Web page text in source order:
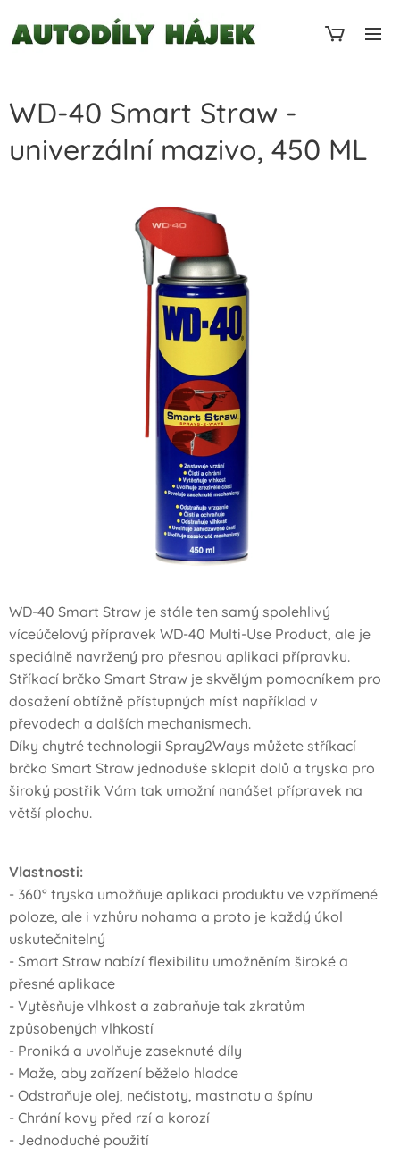
WD-40 Smart Straw -
univerzální mazivo, 450 ML
WD-40 Smart Straw je stále ten samý spolehlivý
víceúčelový přípravek WD-40 Multi-Use Product, ale je
speciálně navržený pro přesnou aplikaci přípravku.
Stříkací brčko Smart Straw je skvělým pomocníkem pro
dosažení obtížně přístupných míst například v
převodech a dalších mechanismech.
Díky chytré technologii Spray2Ways můžete stříkací
brčko Smart Straw jednoduše sklopit dolů a tryska pro
široký postřik Vám tak umožní nanášet přípravek na
větší plochu.
Vlastnosti:
- 360° tryska umožňuje aplikaci produktu ve vzpřímené
poloze, ale i vzhůru nohama a proto je každý úkol
uskutečnitelný
- Smart Straw nabízí flexibilitu umožněním široké a
přesné aplikace
- Vytěsňuje vlhkost a zabraňuje tak zkratům
způsobených vlhkostí
- Proniká a uvolňuje zaseknuté díly
- Maže, aby zařízení běželo hladce
- Odstraňuje olej, nečistoty, mastnotu a špínu
- Chrání kovy před rzí a korozí
- Jednoduché použití